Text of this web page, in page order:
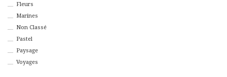
Fleurs
Marines
Non Classé
Pastel
Paysage
Voyages